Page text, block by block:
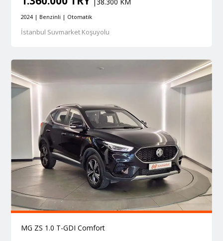
2024 | Benzinli | Otomatik
İstanbul Suvmarket Koşuyolu
MG ZS 1.0 T-GDI Comfort